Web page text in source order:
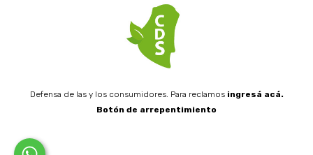
Defensa de las y los consumidores. Para reclamos ingresá acá.
Botón de arrepentimiento